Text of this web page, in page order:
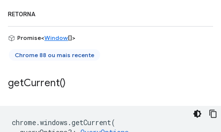
RETORNA
Promise<Window[]>
Chrome 88 ou mais recente
getCurrent()
chrome.windows .getCurrent(